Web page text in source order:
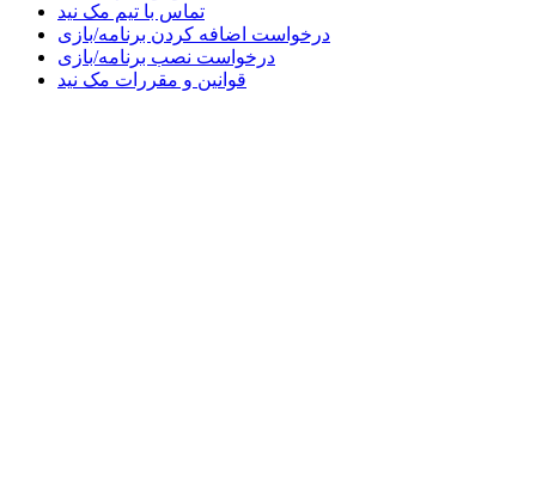
تماس با تیم مک نید
درخواست اضافه کردن برنامه/بازی
درخواست نصب برنامه/بازی
قوانین و مقررات مک نید